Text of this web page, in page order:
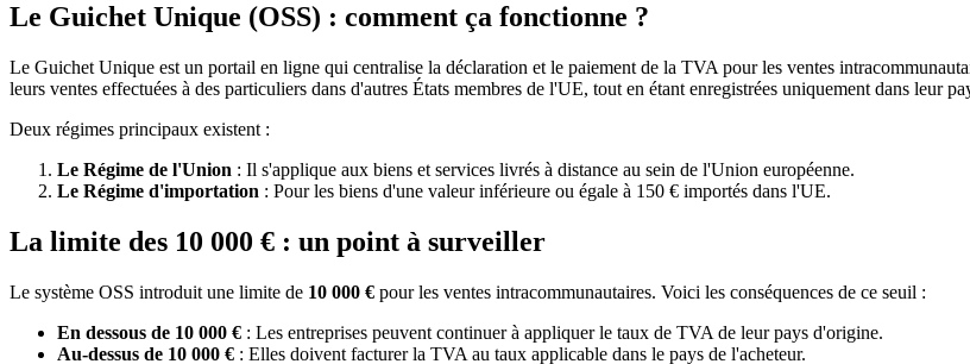
Le Guichet Unique (OSS) : comment ça fonctionne ?
Le Guichet Unique est un portail en ligne qui centralise la déclaration et le paiement de la TVA pour les ventes
leurs ventes effectuées à des particuliers dans d'autres États membres de l'UE, tout en étant enregistrées uniquement dans leur
Deux régimes principaux existent :
Le Régime de l'Union : Il s'applique aux biens et services livrés à distance au sein de l'Union européenne.
Le Régime d'importation : Pour les biens d'une valeur inférieure ou égale à 150 € importés dans l'UE.
La limite des 10 000 € : un point à surveiller
Le système OSS introduit une limite de 10 000 € pour les ventes intracommunautaires. Voici les conséquences de ce seuil :
En dessous de 10 000 € : Les entreprises peuvent continuer à appliquer le taux de TVA de leur pays d'origine.
Au-dessus de 10 000 € : Elles doivent facturer la TVA au taux applicable dans le pays de l'acheteur.